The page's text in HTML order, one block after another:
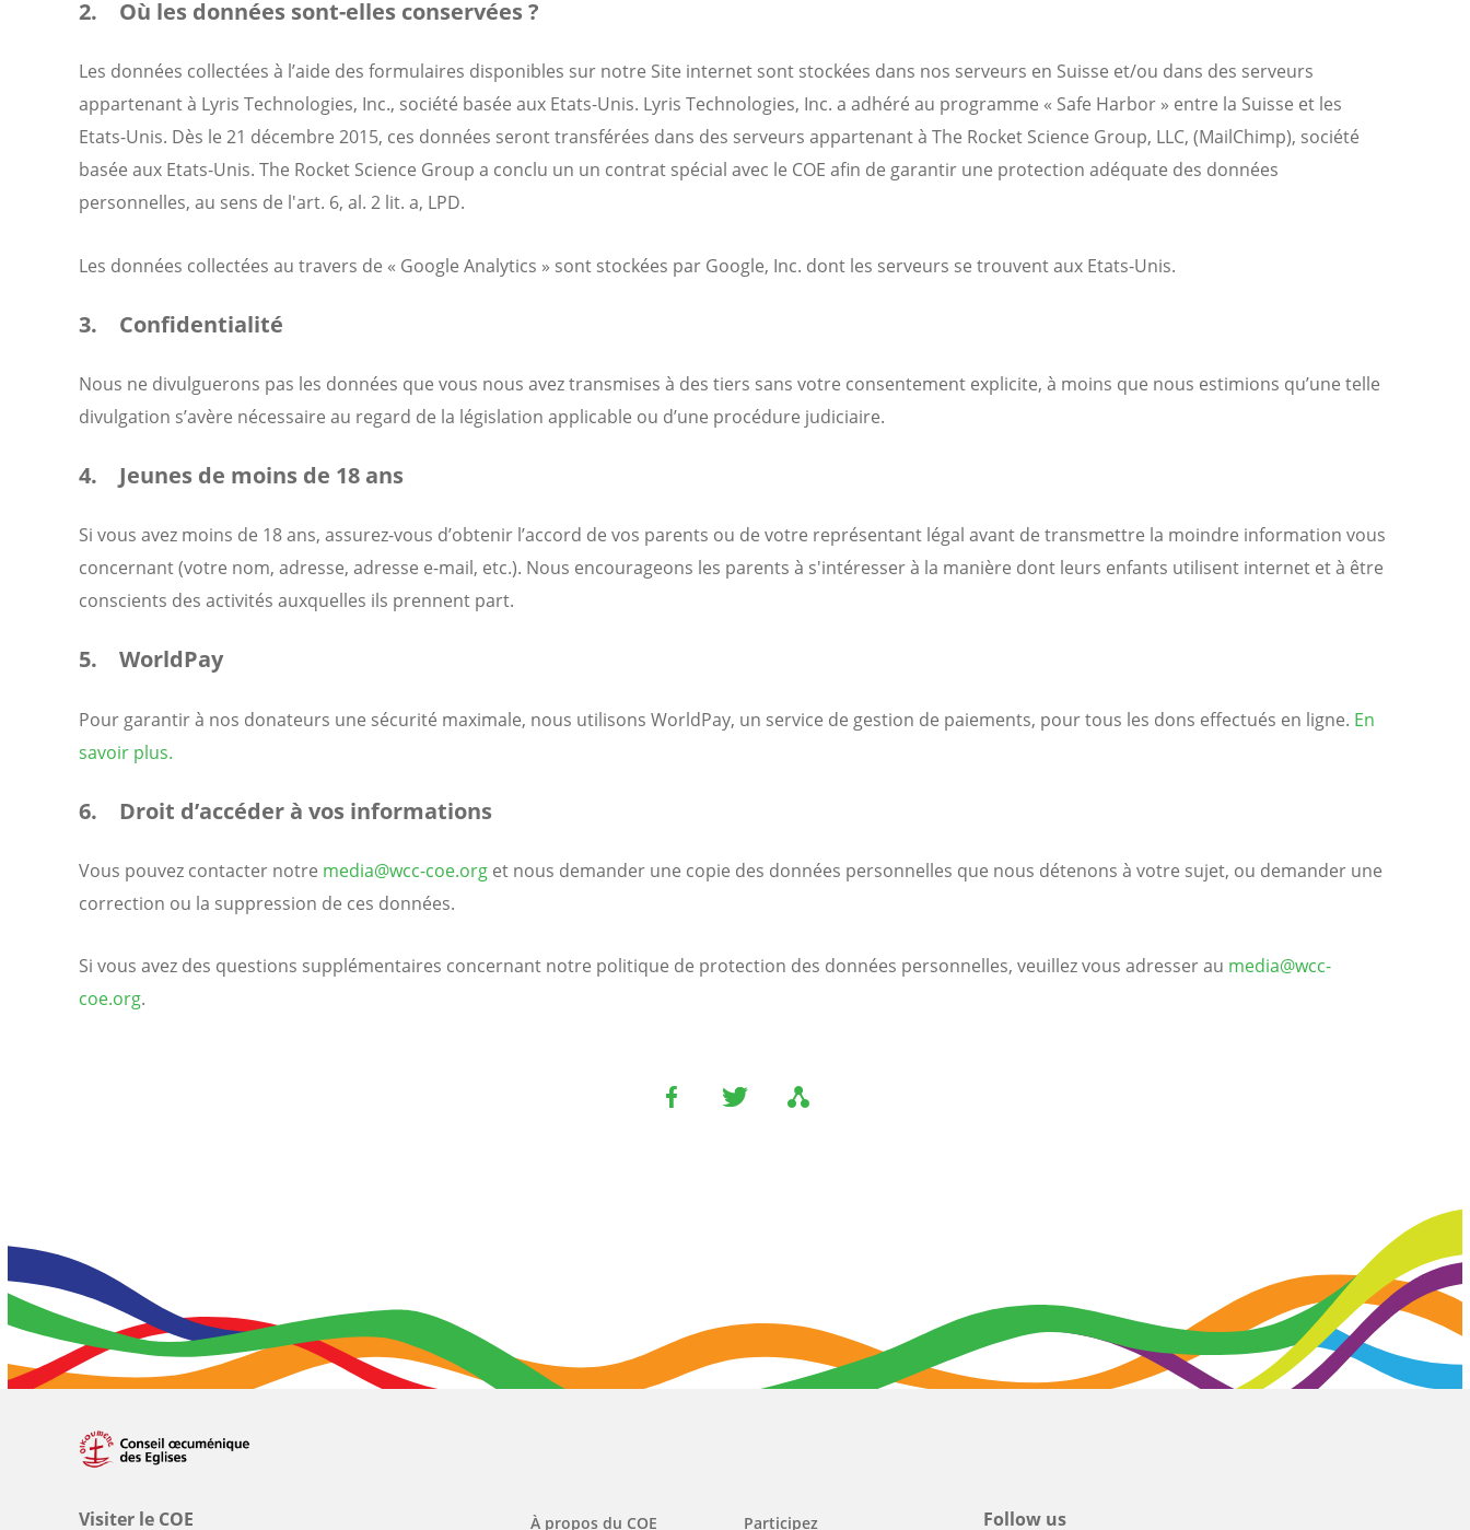
2. Où les données sont-elles conservées ?
Les données collectées à l’aide des formulaires disponibles sur notre Site internet sont stockées dans nos serveurs en Suisse et/ou dans des serveurs
appartenant à Lyris Technologies, Inc., société basée aux Etats-Unis. Lyris Technologies, Inc. a adhéré au programme « Safe Harbor » entre la Suisse et les
Etats-Unis. Dès le 21 décembre 2015, ces données seront transférées dans des serveurs appartenant à The Rocket Science Group, LLC, (MailChimp), société
basée aux Etats-Unis. The Rocket Science Group a conclu un un contrat spécial avec le COE afin de garantir une protection adéquate des données
personnelles, au sens de l'art. 6, al. 2 lit. a, LPD.
Les données collectées au travers de « Google Analytics » sont stockées par Google, Inc. dont les serveurs se trouvent aux Etats-Unis.
3. Confidentialité
Nous ne divulguerons pas les données que vous nous avez transmises à des tiers sans votre consentement explicite, à moins que nous estimions qu’une telle
divulgation s’avère nécessaire au regard de la législation applicable ou d’une procédure judiciaire.
4. Jeunes de moins de 18 ans
Si vous avez moins de 18 ans, assurez-vous d’obtenir l’accord de vos parents ou de votre représentant légal avant de transmettre la moindre information vous
concernant (votre nom, adresse, adresse e-mail, etc.). Nous encourageons les parents à s'intéresser à la manière dont leurs enfants utilisent internet et à être
conscients des activités auxquelles ils prennent part.
5. WorldPay
Pour garantir à nos donateurs une sécurité maximale, nous utilisons WorldPay, un service de gestion de paiements, pour tous les dons effectués en ligne. En
savoir plus.
6. Droit d’accéder à vos informations
Vous pouvez contacter notre media@wcc-coe.org et nous demander une copie des données personnelles que nous détenons à votre sujet, ou demander une
correction ou la suppression de ces données.
Si vous avez des questions supplémentaires concernant notre politique de protection des données personnelles, veuillez vous adresser au media@wcc-
coe.org.
Visiter le COE Main
À propos du COE Participez Follow us